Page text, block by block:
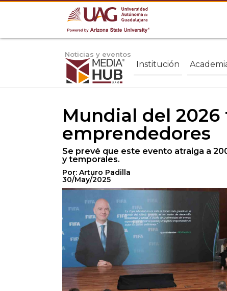
Noticias y eventos
Institución
Mundial del
emprendedores
Se prevé que este evento atraiga a
y temporales.
Por: Arturo Padilla
30/May/2025